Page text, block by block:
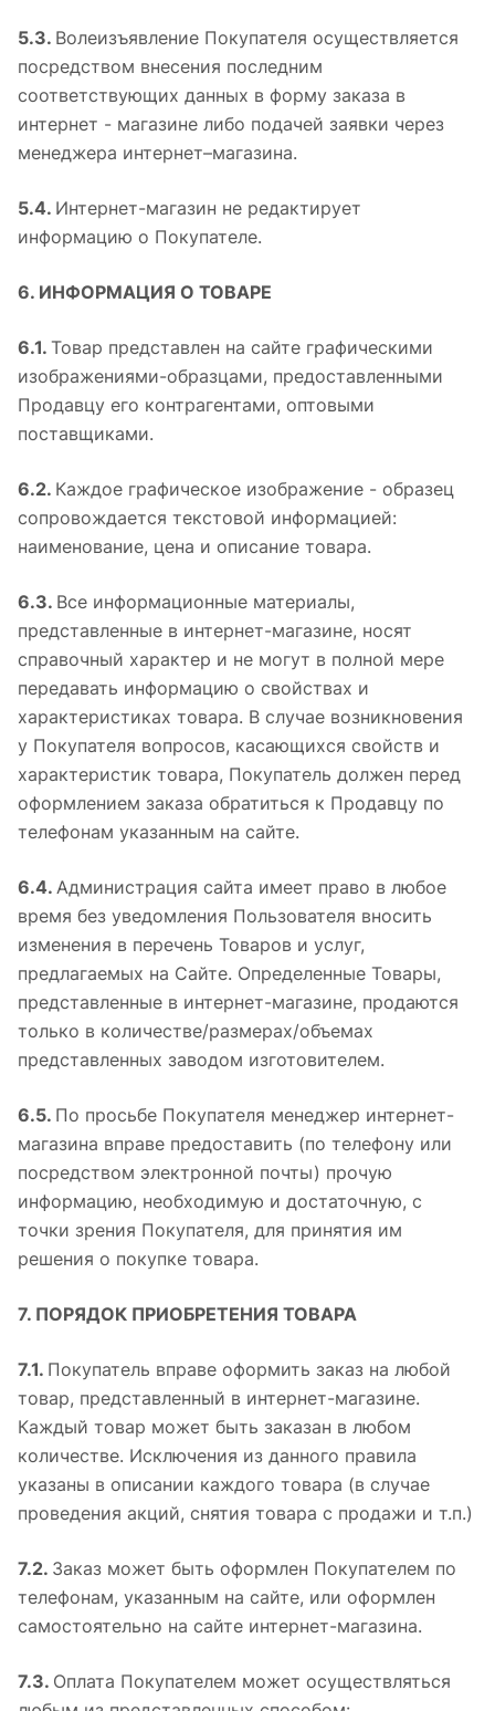
5.3. Волеизъявление Покупателя осуществляется
посредством внесения последним
соответствующих данных в форму заказа в
интернет - магазине либо подачей заявки через
менеджера интернет–магазина.
5.4. Интернет-магазин не редактирует
информацию о Покупателе.
6. ИНФОРМАЦИЯ О ТОВАРЕ
6.1. Товар представлен на сайте графическими
изображениями-образцами, предоставленными
Продавцу его контрагентами, оптовыми
поставщиками.
6.2. Каждое графическое изображение - образец
сопровождается текстовой информацией:
наименование, цена и описание товара.
6.3. Все информационные материалы,
представленные в интернет-магазине, носят
справочный характер и не могут в полной мере
передавать информацию о свойствах и
характеристиках товара. В случае возникновения
у Покупателя вопросов, касающихся свойств и
характеристик товара, Покупатель должен перед
оформлением заказа обратиться к Продавцу по
телефонам указанным на сайте.
6.4. Администрация сайта имеет право в любое
время без уведомления Пользователя вносить
изменения в перечень Товаров и услуг,
предлагаемых на Сайте. Определенные Товары,
представленные в интернет-магазине, продаются
только в количестве/размерах/объемах
представленных заводом изготовителем.
6.5. По просьбе Покупателя менеджер интернет-
магазина вправе предоставить (по телефону или
посредством электронной почты) прочую
информацию, необходимую и достаточную, с
точки зрения Покупателя, для принятия им
решения о покупке товара.
7. ПОРЯДОК ПРИОБРЕТЕНИЯ ТОВАРА
7.1. Покупатель вправе оформить заказ на любой
товар, представленный в интернет-магазине.
Каждый товар может быть заказан в любом
количестве. Исключения из данного правила
указаны в описании каждого товара (в случае
проведения акций, снятия товара с продажи и т.п.)
7.2. Заказ может быть оформлен Покупателем по
телефонам, указанным на сайте, или оформлен
самостоятельно на сайте интернет-магазина.
7.3. Оплата Покупателем может осуществляться